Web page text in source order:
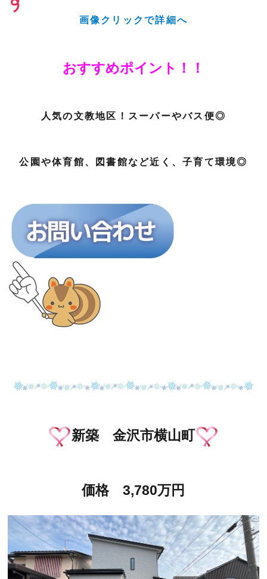
画像クリックで詳細へ
おすすめポイント！！
人気の文教地区！スーパーやバス便◎
公園や体育館、図書館など近く、子育て環境◎
新築 金沢市横山町
価格 3,780万円